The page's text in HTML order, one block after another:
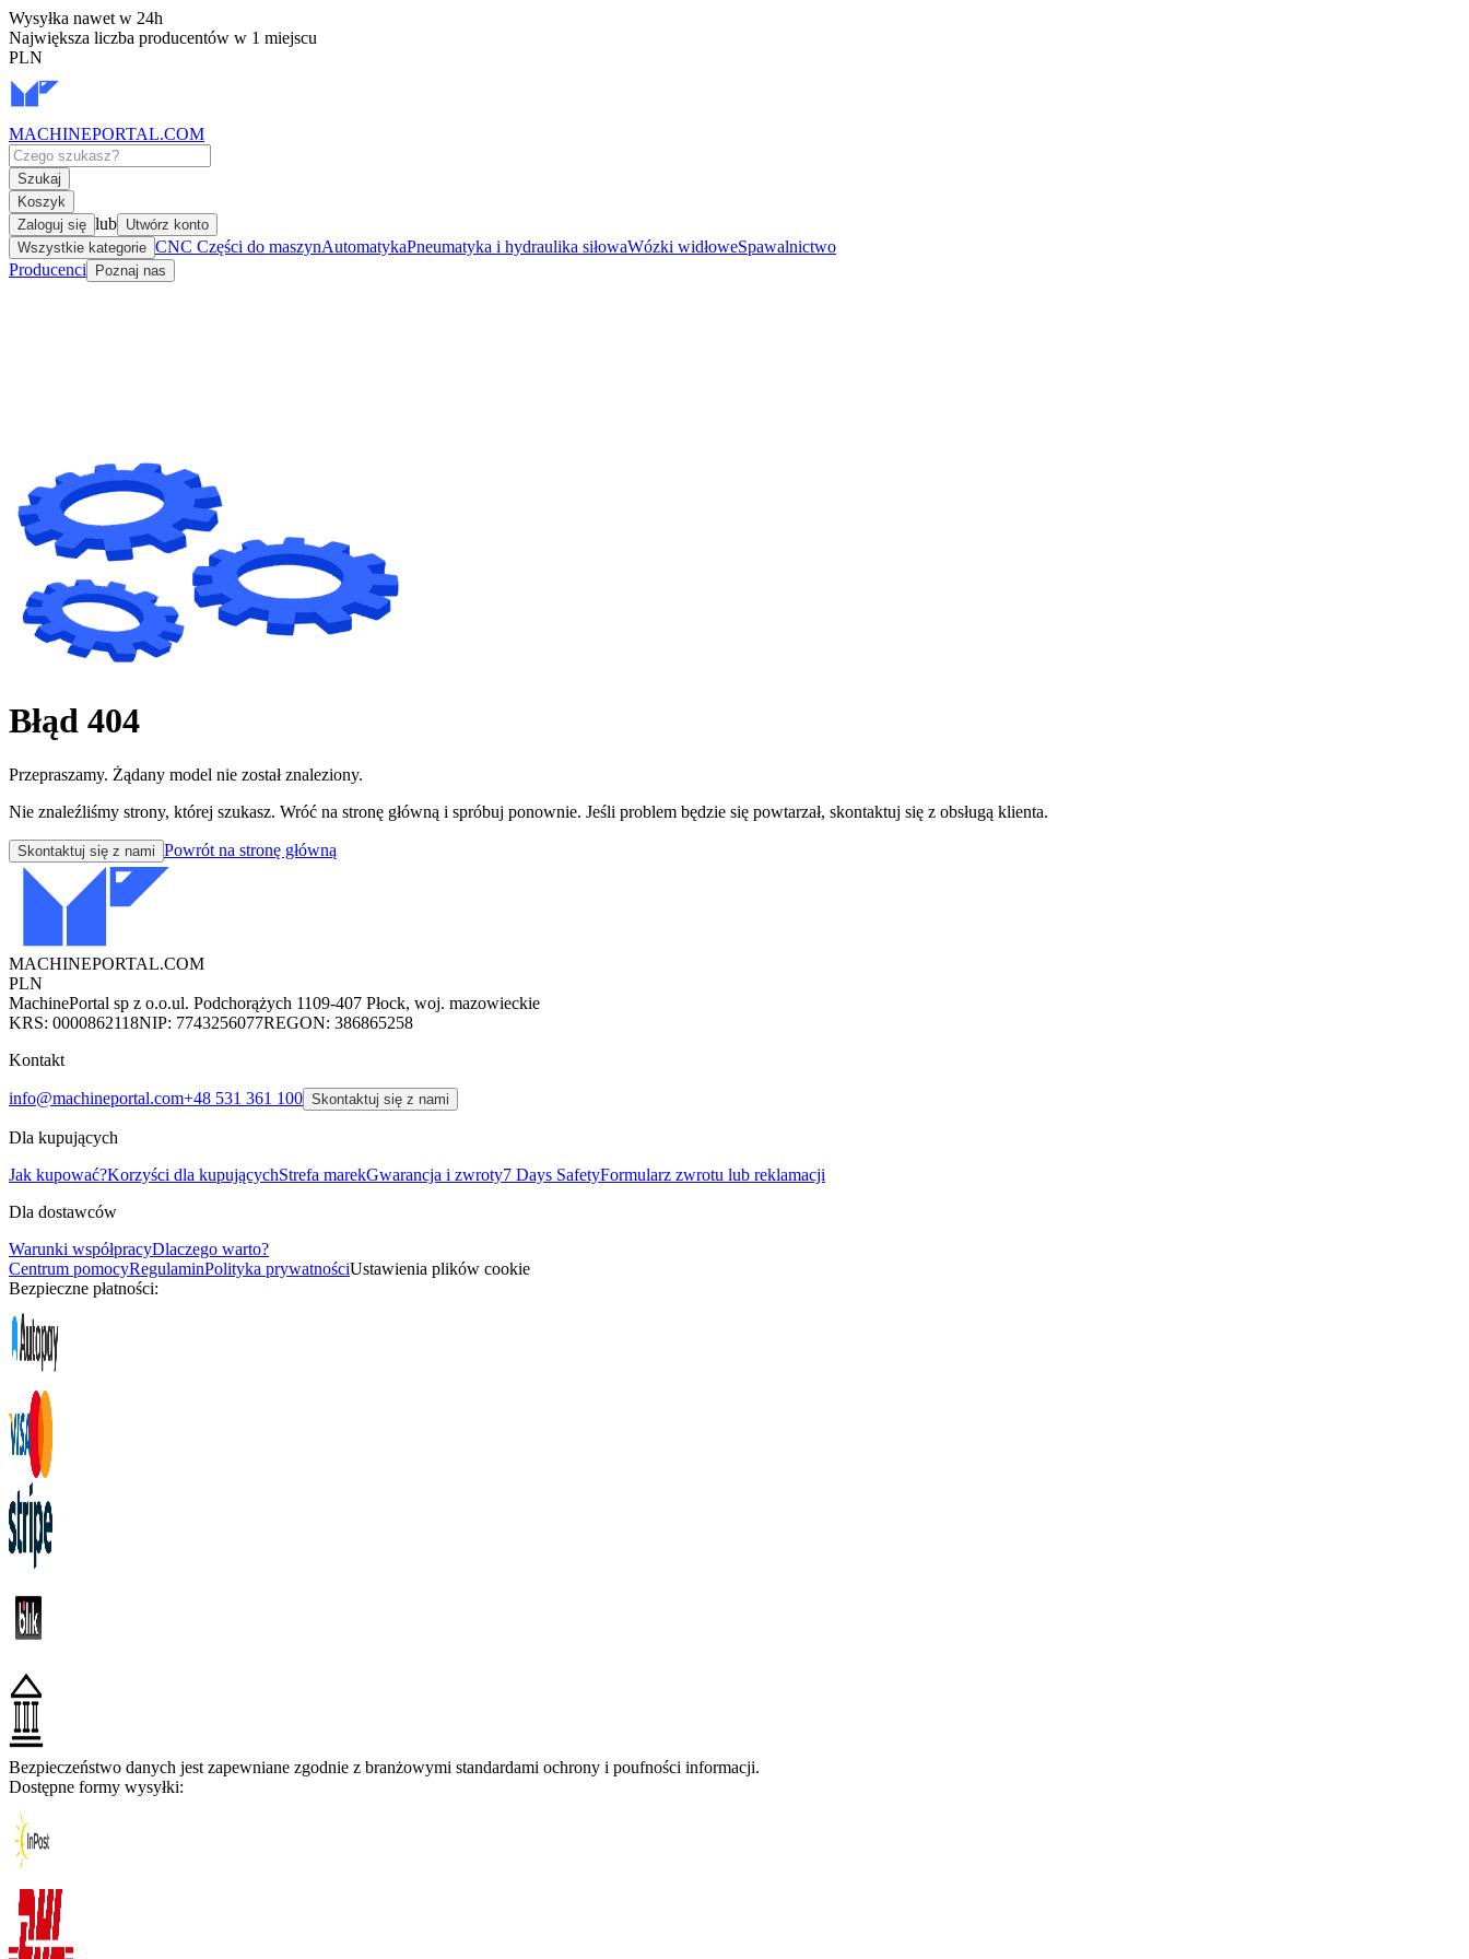
Wysyłka nawet w 24h
Największa liczba producentów w 1 miejscu
PLN
MACHINEPORTAL.COM
Szukaj
Koszyk
Zaloguj się lub Utwórz konto
Wszystkie kategorie CNC Części do maszynAutomatykaPneumatyka i hydraulika siłowaWózki widłoweSpawalnictwo
Producenci
Poznaj nas
Błąd 404
Przepraszamy. Żądany model nie został znaleziony.
Nie znaleźliśmy strony, której szukasz. Wróć na stronę główną i spróbuj ponownie. Jeśli problem będzie się powtarzał, skontaktuj się z obsługą klienta.
Skontaktuj się z nami Powrót na stronę główną
MACHINEPORTAL.COM
PLN
MachinePortal sp z o.o.ul. Podchorążych 1109-407 Płock, woj. mazowieckie
KRS: 0000862118NIP: 7743256077REGON: 386865258
Kontakt
info@machineportal.com+48 531 361 100 Skontaktuj się z nami
Dla kupujących
Jak kupować?Korzyści dla kupującychStrefa marekGwarancja i zwroty7 Days SafetyFormularz zwrotu lub reklamacji
Dla dostawców
Warunki współpracyDlaczego warto?
Centrum pomocyRegulaminPolityka prywatnościUstawienia plików cookie
Bezpieczne płatności:
Bezpieczeństwo danych jest zapewniane zgodnie z branżowymi standardami ochrony i poufności informacji.
Dostępne formy wysyłki: